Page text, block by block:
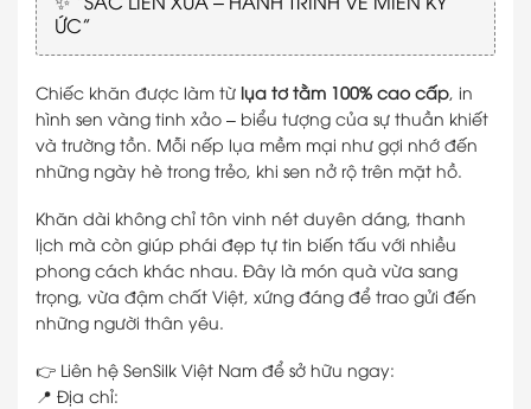
ỨC”
Chiếc khăn được làm từ lụa tơ tằm 100% cao cấp, in
hình sen vàng tinh xảo – biểu tượng của sự thuần khiết
và trường tồn. Mỗi nếp lụa mềm mại như gợi nhớ đến
những ngày hè trong trẻo, khi sen nở rộ trên mặt hồ.
Khăn dài không chỉ tôn vinh nét duyên dáng, thanh
lịch mà còn giúp phái đẹp tự tin biến tấu với nhiều
phong cách khác nhau. Đây là món quà vừa sang
trọng, vừa đậm chất Việt, xứng đáng để trao gửi đến
những người thân yêu.
👉 Liên hệ SenSilk Việt Nam để sở hữu ngay:
📍 Địa chỉ: